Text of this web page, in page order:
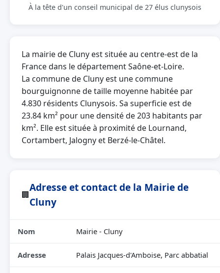
À la tête d'un conseil municipal de 27 élus clunysois
La mairie de Cluny est située au centre-est de la
France dans le département Saône-et-Loire.
La commune de Cluny est une commune
bourguignonne de taille moyenne habitée par
4.830 résidents Clunysois. Sa superficie est de
23.84 km² pour une densité de 203 habitants par
km². Elle est située à proximité de Lournand,
Cortambert, Jalogny et Berzé-le-Châtel.
🏢
Adresse et contact de la Mairie de
Cluny
Nom Mairie - Cluny
Adresse Palais Jacques-d'Amboise, Parc abbatial